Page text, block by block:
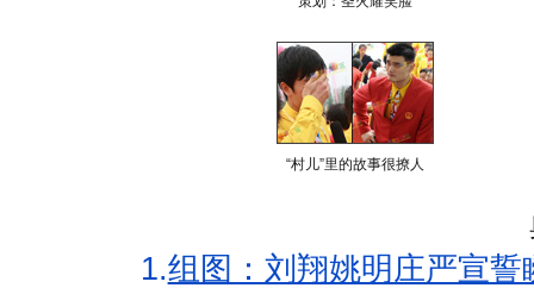
“村儿”里的故事很撩人
1.组图：刘翔姚明庄严宣